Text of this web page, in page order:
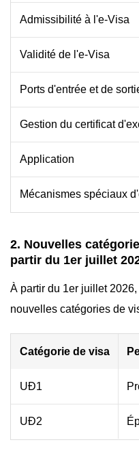
Admissibilité à l'e-Visa
Validité de l'e-Visa
Ports d'entrée et de
Gestion du certificat
Application
Mécanismes spéciaux
2. Nouvelles
partir du 1er juillet
À partir du 1er juillet
nouvelles catégories de
Catégorie de visa
UĐ1
UĐ2